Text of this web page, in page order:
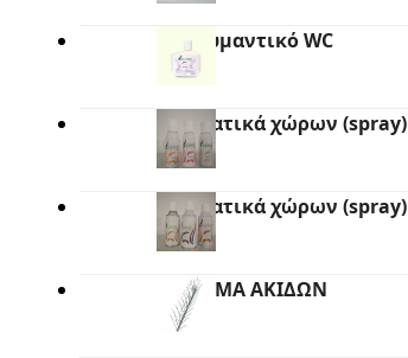
Απολυμαντικό WC
Αρωματικά χώρων (spray)
100ml
Αρωματικά χώρων (spray)
250ml
ΣΥΣΤΗΜΑ ΑΚΙΔΩΝ